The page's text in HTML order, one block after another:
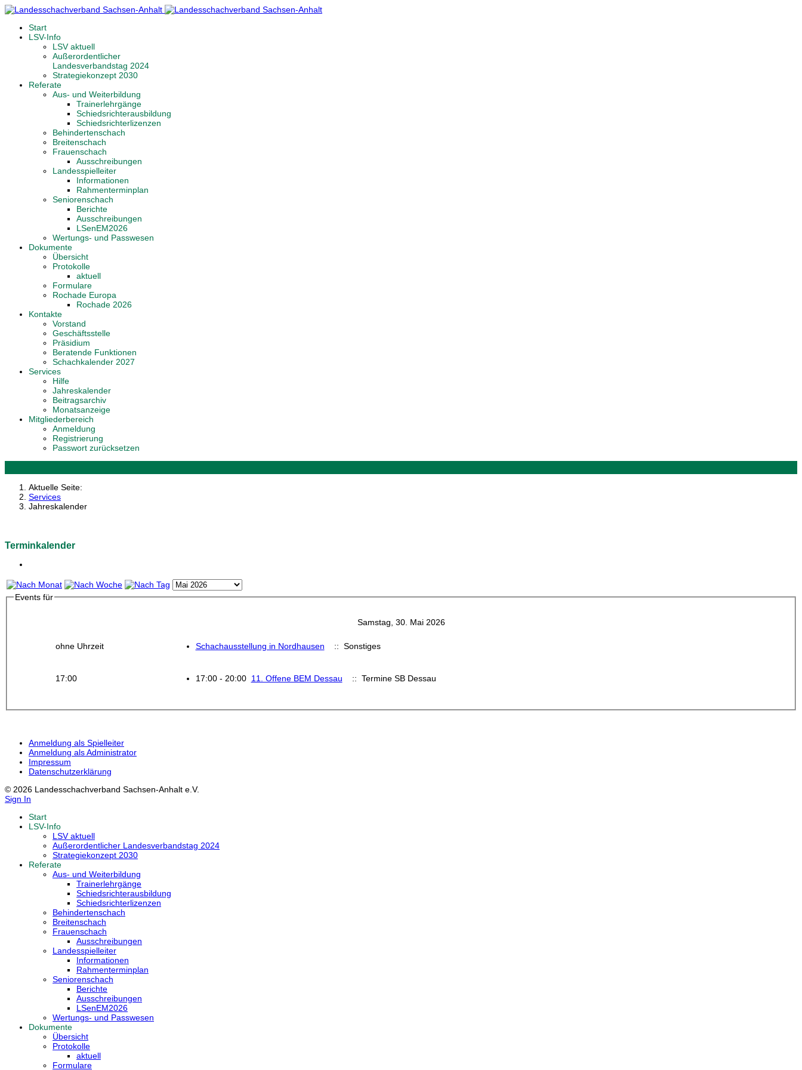
Start
LSV-Info
LSV aktuell
Außerordentlicher
Landesverbandstag 2024
Strategiekonzept 2030
Referate
Aus- und Weiterbildung
Trainerlehrgänge
Schiedsrichterausbildung
Schiedsrichterlizenzen
Behindertenschach
Breitenschach
Frauenschach
Ausschreibungen
Landesspielleiter
Informationen
Rahmenterminplan
Seniorenschach
Berichte
Ausschreibungen
LSenEM2026
Wertungs- und Passwesen
Dokumente
Übersicht
Protokolle
aktuell
Formulare
Rochade Europa
Rochade 2026
Kontakte
Vorstand
Geschäftsstelle
Präsidium
Beratende Funktionen
Schachkalender 2027
Services
Hilfe
Jahreskalender
Beitragsarchiv
Monatsanzeige
Mitgliederbereich
Anmeldung
Registrierung
Passwort zurücksetzen
Aktuelle Seite:
Services
Jahreskalender
Terminkalender
Events für
Samstag, 30. Mai 2026
ohne Uhrzeit Schachausstellung in Nordhausen :: Sonstiges
17:00 17:00 - 20:00 11. Offene BEM Dessau :: Termine SB Dessau
Anmeldung als Spielleiter
Anmeldung als Administrator
Impressum
Datenschutzerklärung
© 2026 Landesschachverband Sachsen-Anhalt e.V.
Sign In
Start
LSV-Info
LSV aktuell
Außerordentlicher Landesverbandstag 2024
Strategiekonzept 2030
Referate
Aus- und Weiterbildung
Trainerlehrgänge
Schiedsrichterausbildung
Schiedsrichterlizenzen
Behindertenschach
Breitenschach
Frauenschach
Ausschreibungen
Landesspielleiter
Informationen
Rahmenterminplan
Seniorenschach
Berichte
Ausschreibungen
LSenEM2026
Wertungs- und Passwesen
Dokumente
Übersicht
Protokolle
aktuell
Formulare